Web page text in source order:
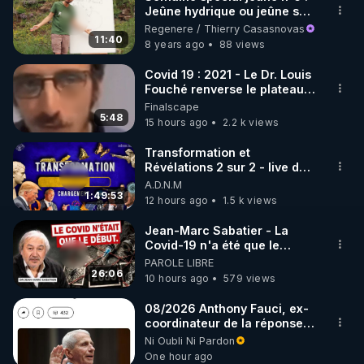
🌱 INSTAGRAM
https://www.instagram.com/rdlr_thierrycasasnovas/
http://rgnr.li/instagram
🌱 LA NEWSLETTER
Pour ne pas rater l’actualité RGNR (stages,
http://rgnr.li/news
🌱 VIDÉOS NON CENSURÉES SUR ODYSEE
Toutes les vidéos Youtube sont aussi sur la
http://rgnr.li/odysee
🌱 LES STAGES EN PRÉSENTIEL
http://rgnr.li/stages
11:40
Jeûne hydrique ou jeûne sec
?
Regenere / Thierry Casasnovas
8 years ago
88 views
5:48
Covid 19 : 2021 - Le Dr. Louis
Fouché renverse le plateau
de CNews !
Finalscape
15 hours ago
2.2 k views
1:49:53
Transformation et
Révélations 2 sur 2 - live du
07/08/26
A.D.N.M
12 hours ago
1.5 k views
26:06
Jean-Marc Sabatier - La
Covid-19 n'a été que le
début - L'ARNm & l'ARNm-aa
jusqu où auront-t-il ?
PAROLE LIBRE
10 hours ago
579 views
08/2026 Anthony Fauci, ex-
coordinateur de la réponse
américaine à la pandémie, a
été déclaré coupable
Ni Oubli Ni Pardon
One hour ago